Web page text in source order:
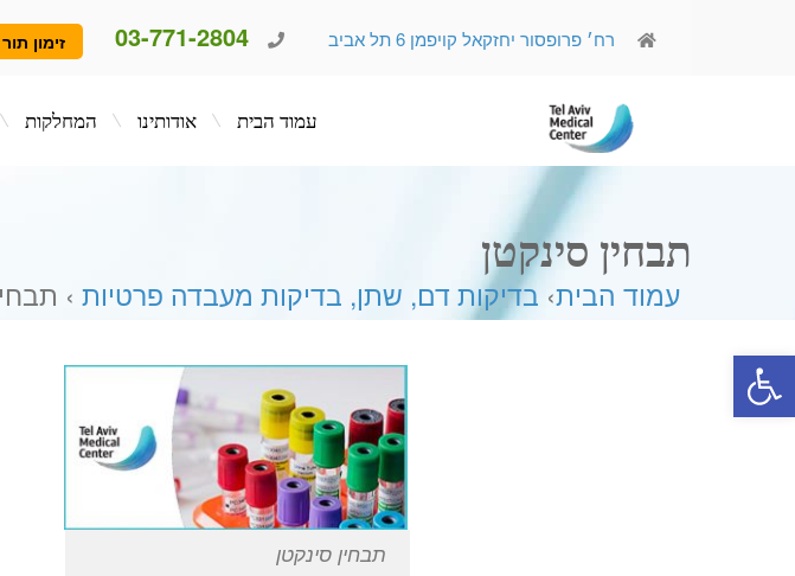
פתח סרגל נגישות
רח׳ פרופסור יחזקאל קויפמן 6 תל אביב 03-771-2804 זימון
תבחין סינקטן
עמוד הבית› בדיקות דם, שתן, בדיקות מעבדה פרטיות ›
תבחין סינקטן